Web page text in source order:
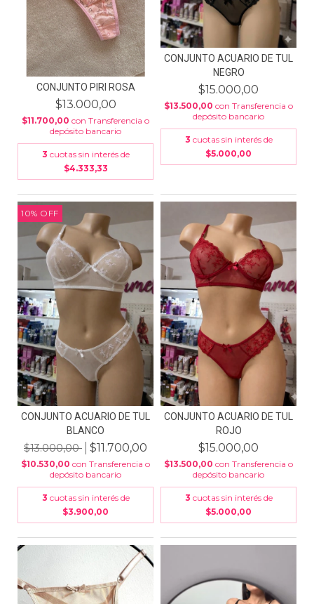
CONJUNTO PIRI ROSA
$13.000,00
$11.700,00 con Transferencia o
depósito bancario
3 cuotas sin interés de
$4.333,33
CONJUNTO ACUARIO DE TUL
NEGRO
$15.000,00
$13.500,00 con Transferencia o
depósito bancario
3 cuotas sin interés de
$5.000,00
10% OFF
CONJUNTO ACUARIO DE TUL
BLANCO
$13.000,00 $11.700,00
$10.530,00 con Transferencia o
depósito bancario
3 cuotas sin interés de
$3.900,00
CONJUNTO ACUARIO DE TUL
ROJO
$15.000,00
$13.500,00 con Transferencia o
depósito bancario
3 cuotas sin interés de
$5.000,00